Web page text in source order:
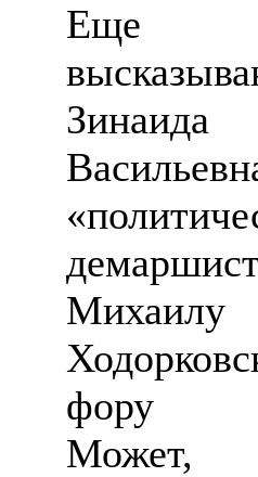
Еще
Зинаида
Михаилу
фору
Может,